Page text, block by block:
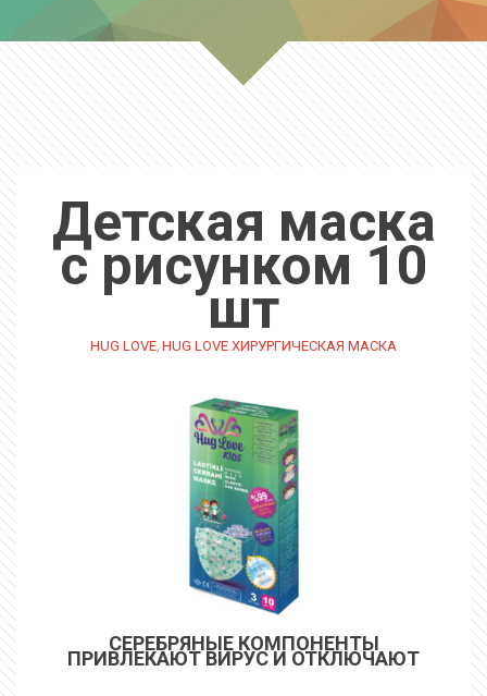
Детская маска
с рисунком 10
шт
HUG LOVE, HUG LOVE ХИРУРГИЧЕСКАЯ МАСКА
СЕРЕБРЯНЫЕ КОМПОНЕНТЫ
ПРИВЛЕКАЮТ ВИРУС И ОТКЛЮЧАЮТ